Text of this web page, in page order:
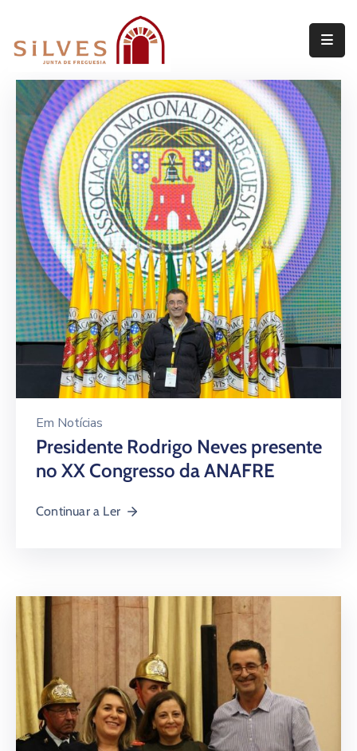
Junta
de
Freguesia
Assembleia
de
Freguesia
Projetos
Em Notícias
Presidente Rodrigo Neves presente
no XX Congresso da ANAFRE
Continuar a Ler